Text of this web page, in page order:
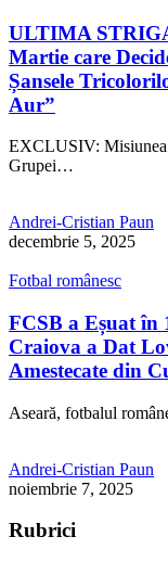
ULTIMA
Martie care
Șansele
Aur”
EXCLUSIV: Misiunea
Grupei…
Andrei-Cristian Paun
decembrie 5, 2025
Fotbal românesc
FCSB a Eșuat în
Craiova a Dat
Amestecate din
Aseară, fotbalul
Andrei-Cristian Paun
noiembrie 7, 2025
Rubrici